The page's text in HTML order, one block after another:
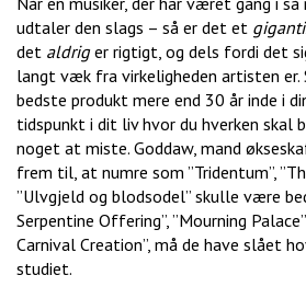
udtaler den slags – så er det et
det aldriger rigtigt, og dels fordi det
langt væk fra virkeligheden artisten er.
bedste produkt mere end 30 år inde i
tidspunkt i dit liv hvor du hverken skal
noget at miste. Goddaw, mand
frem til, at numre som ”Tridentum”,
”Ulvgjeld og blodsodel” skulle være
Serpentine Offering”, ”Mourning
Carnival Creation”, må de have slået
studiet.